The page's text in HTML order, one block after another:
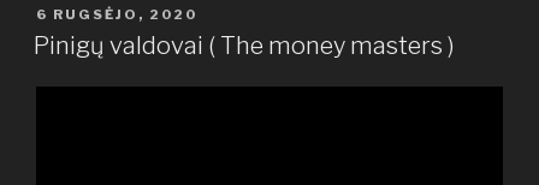
PASKELBTA
6 RUGSĖJO, 2020
Pinigų valdovai ( The money masters )